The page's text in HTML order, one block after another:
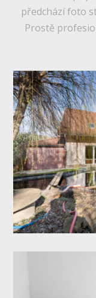
předchází foto
Prostě